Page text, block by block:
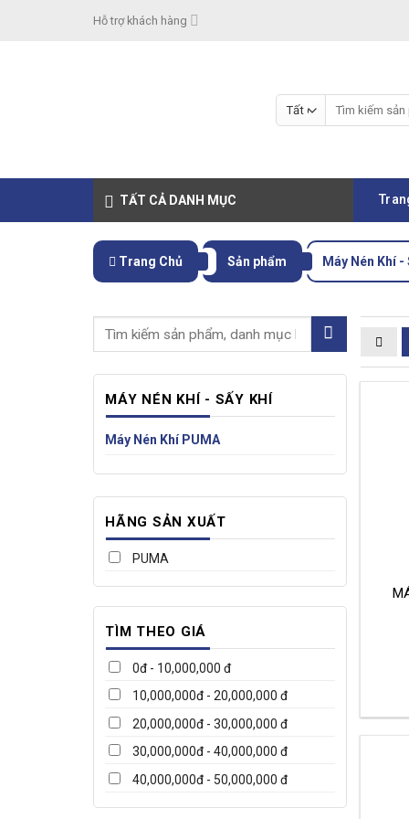
Hỗ trợ khách hàng
kiếm:
TẤT CẢ DANH MỤC
Trang Chủ Sản phẩm Máy Nén Khí -
MÁY NÉN KHÍ - SẤY KHÍ
Máy Nén Khí PUMA
HÃNG SẢN XUẤT
PUMA
TÌM THEO GIÁ
0đ - 10,000,000 đ
10,000,000đ - 20,000,000 đ
20,000,000đ - 30,000,000 đ
30,000,000đ - 40,000,000 đ
40,000,000đ - 50,000,000 đ